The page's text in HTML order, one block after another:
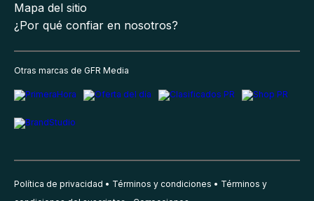
Mapa del sitio
¿Por qué confiar en nosotros?
Otras marcas de GFR Media
Política de privacidad Términos y condiciones
Términos y